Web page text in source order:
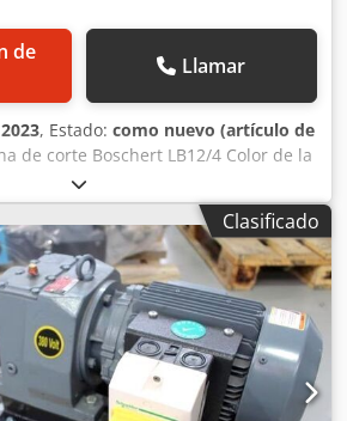
Llamar
2023, Estado: como nuevo (artículo de
de corte Boschert LB12/4 Color de la
Ángulo de corte: 90° Capacidad de
St42 3 mm de acero inoxidable
4 kW Peso: 760 kg La máquina está
con una barra de tope deslizante de
para cortar tiras de hasta 225 mm.
Dkedpfofgq Uiox Afaor
de máquina nueva.
Clasificado